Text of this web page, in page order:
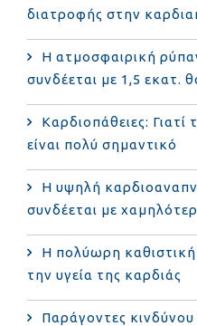
διατροφής στην
Η ατμοσφαιρική
συνδέεται με 1,5 εκατ.
Καρδιοπάθειες: Γιατί
είναι πολύ σημαντικό
Η υψηλή
συνδέεται με
Η πολύωρη
την υγεία της καρδιάς
Παράγοντες